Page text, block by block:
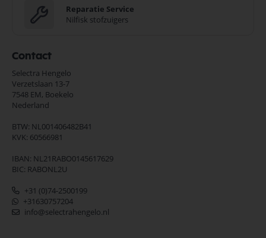
Reparatie Service
Nilfisk stofzuigers
Contact
Selectra Hengelo
Verzetslaan 13-7
7548 EM, Boekelo
Nederland
BTW: NL001406482B41
KVK: 60566981
IBAN: NL21RABO0145617629
BIC: RABONL2U
+31 (0)74-2500199
+31630757204
info@selectrahengelo.nl